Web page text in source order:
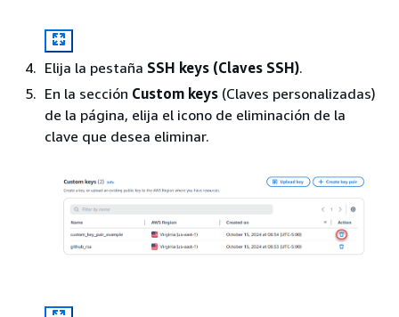
Elija la pestaña SSH keys (Claves SSH).
En la sección Custom keys (Claves personalizadas)
de la página, elija el icono de eliminación de la
clave que desea eliminar.